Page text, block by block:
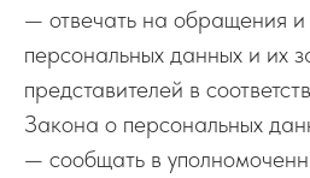
— отвечать на обращения и
персональных данных и их
представителей в
Закона о персональных
— сообщать в